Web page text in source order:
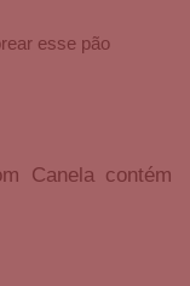
esse pão
Canela contém